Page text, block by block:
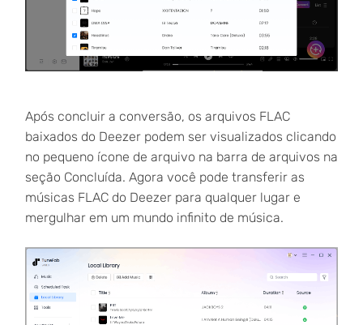
Após concluir a conversão, os arquivos FLAC
baixados do Deezer podem ser visualizados clicando
no pequeno ícone de arquivo na barra de arquivos na
seção Concluída. Agora você pode transferir as
músicas FLAC do Deezer para qualquer lugar e
mergulhar em um mundo infinito de música.